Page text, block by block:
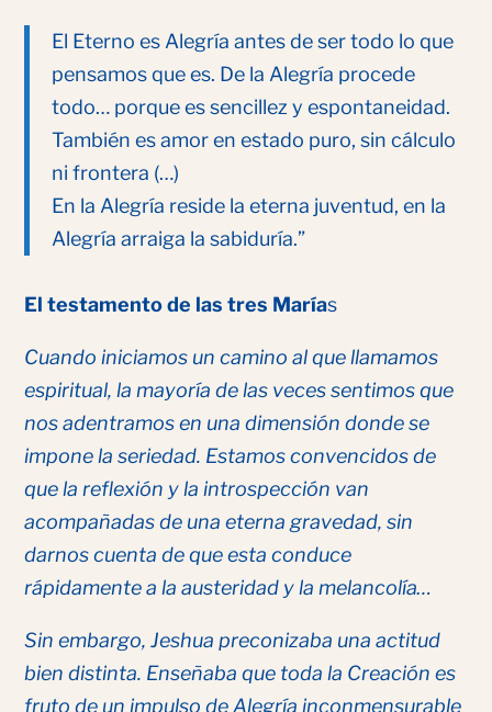
El Eterno es Alegría antes de ser todo lo que
pensamos que es. De la Alegría procede
todo… porque es sencillez y espontaneidad.
También es amor en estado puro, sin cálculo
ni frontera (…)
En la Alegría reside la eterna juventud, en la
Alegría arraiga la sabiduría.”
El testamento de las tres Marías
Cuando iniciamos un camino al que llamamos
espiritual, la mayoría de las veces sentimos que
nos adentramos en una dimensión donde se
impone la seriedad. Estamos convencidos de
que la reflexión y la introspección van
acompañadas de una eterna gravedad, sin
darnos cuenta de que esta conduce
rápidamente a la austeridad y la melancolía…
Sin embargo, Jeshua preconizaba una actitud
bien distinta. Enseñaba que toda la Creación es
fruto de un impulso de Alegría inconmensurable